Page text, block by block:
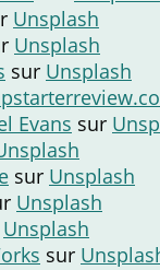
Unsplash
Unsplash
sur Unsplash
Evans sur
sur Unsplash
Unsplash
Unsplash
sur